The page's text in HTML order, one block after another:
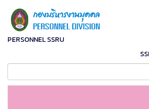
PERSONNEL SSRU